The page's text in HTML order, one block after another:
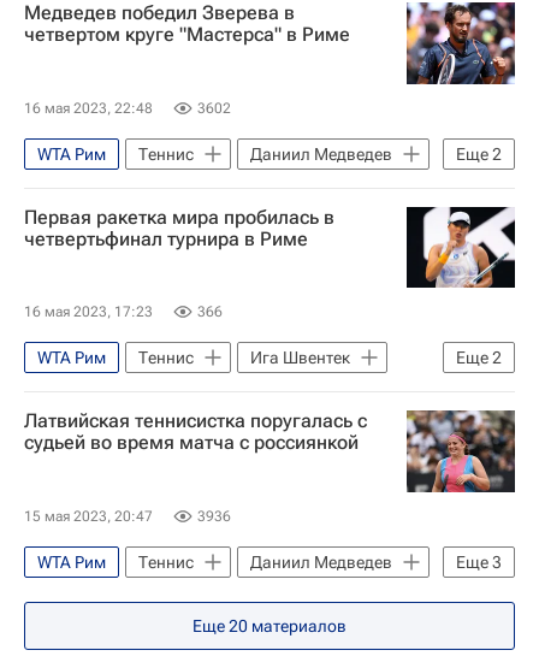
Ангелина Калинина
Медведев победил Зверева в
четвертом круге "Мастерса" в Риме
16 мая 2023, 22:48 3602
Еще2
WTA Рим Теннис
Даниил Медведев
Александр Зверев
Янник Ханфманн
Первая ракетка мира пробилась в
четвертьфинал турнира в Риме
16 мая 2023, 17:23 366
Еще2
WTA Рим Теннис
Ига Швентек
Донна Векич
Елена Рыбакина
Латвийская теннисистка поругалась с
судьей во время матча с россиянкой
15 мая 2023, 20:47 3936
Еще3
WTA Рим Теннис
Даниил Медведев
Елена Остапенко
Дарья Касаткина
Еще20 материалов